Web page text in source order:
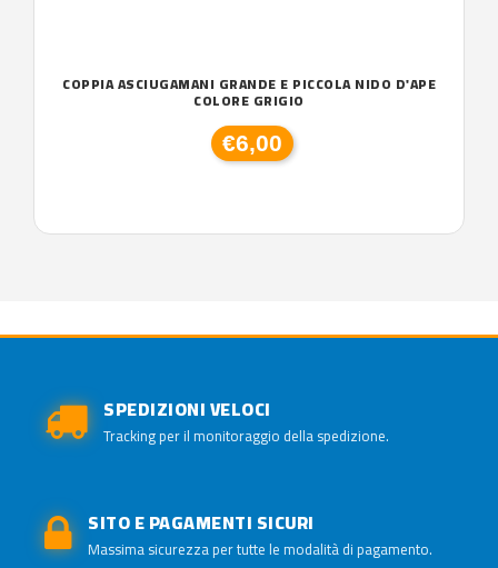
COPPIA ASCIUGAMANI GRANDE E PICCOLA NIDO D'APE
COLORE GRIGIO
€6,00
SPEDIZIONI VELOCI
Tracking per il monitoraggio della spedizione.
SITO E PAGAMENTI SICURI
Massima sicurezza per tutte le modalità di pagamento.